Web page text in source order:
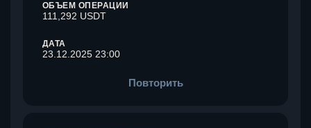
ОБЪЕМ ОПЕРАЦИИ
111,292 USDT
ДАТА
23.12.2025 23:00
Повторить